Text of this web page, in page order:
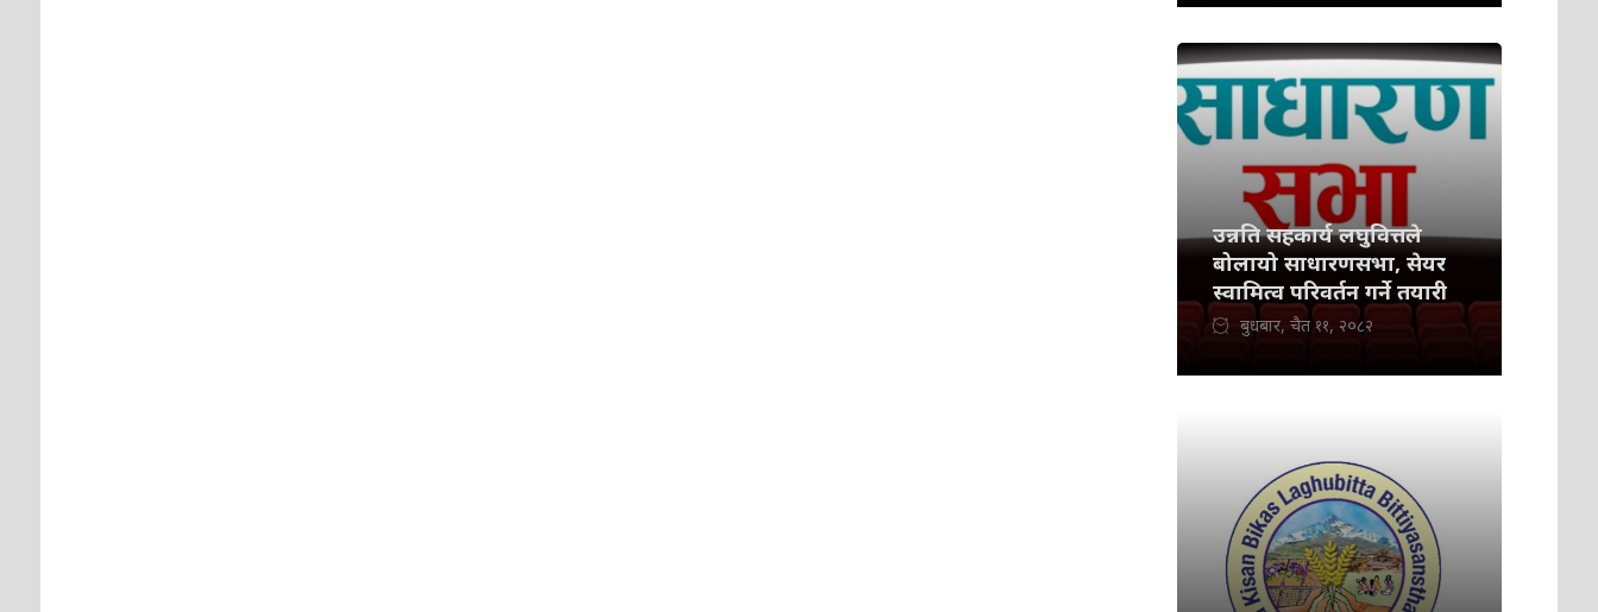
उन्नति सहकार्य लघुवित्तले
बोलायो साधारणसभा, सेयर
स्वामित्व परिवर्तन गर्ने तयारी
बुधबार, चैत ११, २०८२